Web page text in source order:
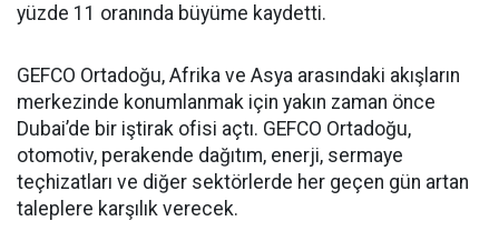
yüzde 11 oranında büyüme kaydetti.
GEFCO Ortadoğu, Afrika ve Asya arasındaki akışların
merkezinde konumlanmak için yakın zaman önce
Dubai’de bir iştirak ofisi açtı. GEFCO Ortadoğu,
otomotiv, perakende dağıtım, enerji, sermaye
teçhizatları ve diğer sektörlerde her geçen gün artan
taleplere karşılık verecek.